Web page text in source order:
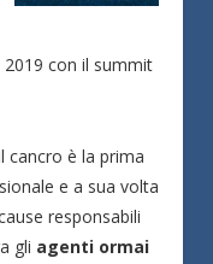
con il summit
cancro è la prima
e a sua volta
responsabili
gli agenti ormai